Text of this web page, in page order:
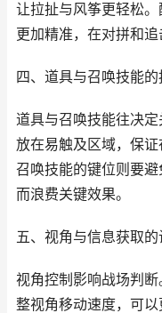
让拉扯与风筝更轻松
更加精准，在对拼和追
四、道具与召唤技能
道具与召唤技能往决
放在易触及区域，保证
召唤技能的键位则要
而浪费关键效果。
五、视角与信息获取
视角控制影响战场判
整视角移动速度，可